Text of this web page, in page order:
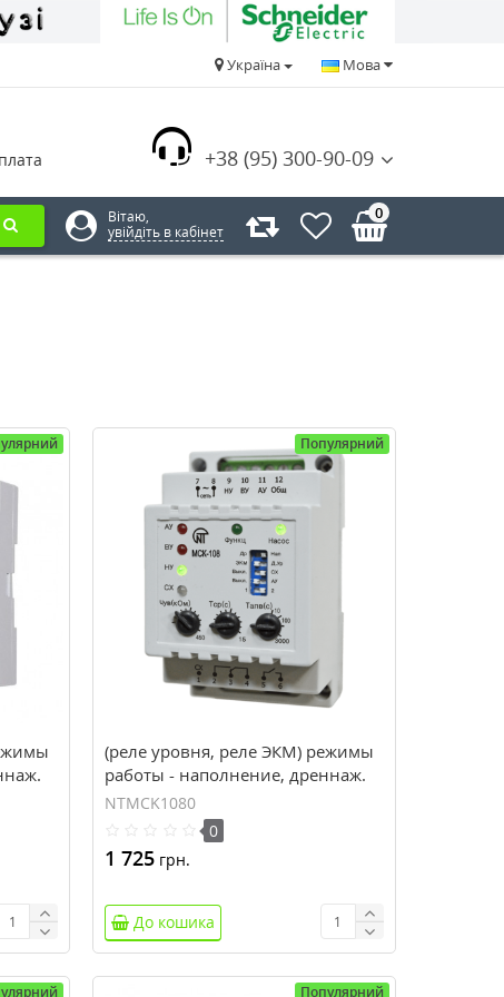
Мова
Україна
+38 (95) 300-90-09
Вітаю,
увійдіть в кабінет
0
Популярний
(реле уровня, реле ЭКМ) режимы
работы - наполнение, дреннаж.
МСК-108
NTMCK1080
0
1 725 грн.
До кошика
Популярний